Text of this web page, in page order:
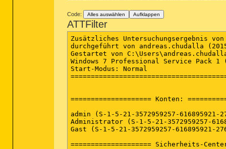
Code: Alles auswählen Aufklappen
ATTFilter
Zusätzliches Untersuchungsergebnis
durchgeführt von andreas.chudalla
Gestartet von
Windows 7 Professional Service Pack 1
Start-Modus: Normal
==================== Konten:
admin (S-1-5-21-3572959257-
Administrator (S-1-5-21-3572959257-
Gast (S-1-5-21-3572959257-
==================== Sicherheits-Center